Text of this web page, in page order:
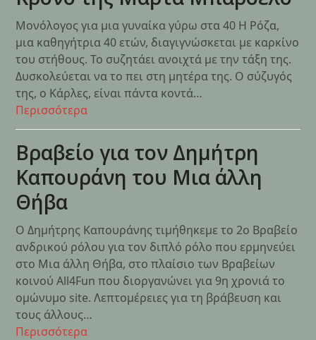
Μονόλογος για μια γυναίκα γύρω στα 40 Η Ρόζα,
μια καθηγήτρια 40 ετών, διαγιγνώσκεται με καρκίνο
του στήθους. Το συζητάει ανοιχτά με την τάξη της.
Δυσκολεύεται να το πει στη μητέρα της. Ο σύζυγός
της, ο Κάρλες, είναι πάντα κοντά…
Περισσότερα
Βραβείο για τον Δημήτρη
Καπουράνη του Μια άλλη
Θήβα
Ο Δημήτρης Καπουράνης τιμήθηκεμε το 2ο Βραβείο
ανδρικού ρόλου για τον διπλό ρόλο που ερμηνεύει
στο Μια άλλη Θήβα, στο πλαίσιο των Βραβείων
κοινού All4Fun που διοργανώνει για 9η χρονιά το
ομώνυμο site. Λεπτομέρειες για τη βράβευση και
τους άλλους…
Περισσότερα